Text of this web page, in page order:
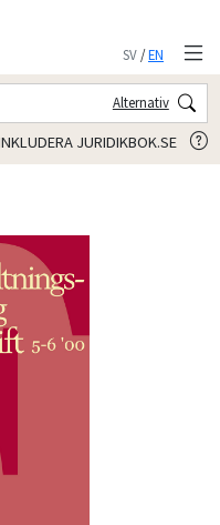
SV/EN
Alternativ
JURIDIKBOK.SE